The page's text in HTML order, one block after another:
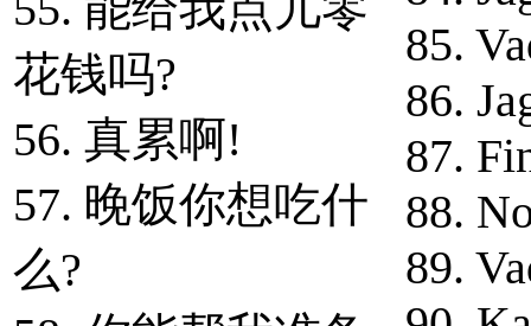
花钱吗?
56. 真累啊!
57. 晚饭你想吃什
么?
85.
86.
87.
88.
89.